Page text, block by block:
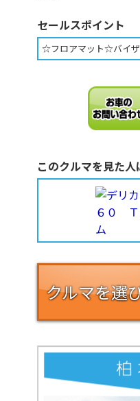
セールスポイント
☆フロアマット☆バイ
このクルマを見た人
クルマを選